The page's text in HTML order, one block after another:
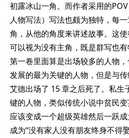
初露冰山一角。而作者采用的
人物写法）写法也颇为独特，每
角，从他的角度来讲述故事。这
可以视为没有主角，既是群写也
第一卷里面算是出场较多的人物
发展的最为关键的人物，但是与传
艾德出场了 15 章之后死了。私生
键的人物，类似传统小说中贫民
应该变成一个超级英雄然后一跃
成为“没有家人没有朋友终身不得